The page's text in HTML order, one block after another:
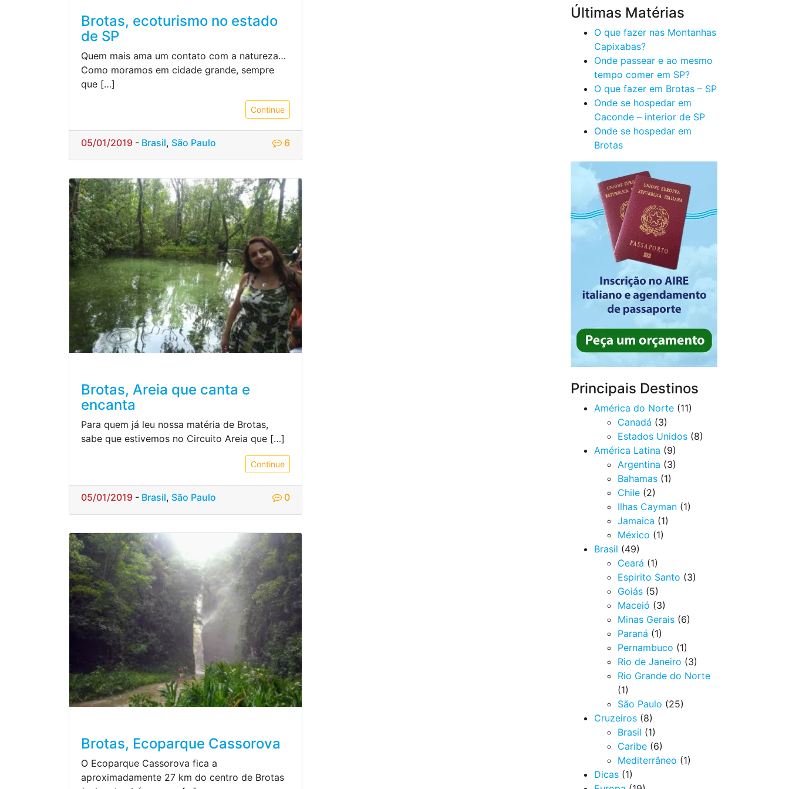
Brotas, ecoturismo no estado
de SP
Quem mais ama um contato com a natureza…
Como moramos em cidade grande, sempre
que […]
Continue
05/01/2019 - Brasil, São Paulo 6
Brotas, Areia que canta e
encanta
Para quem já leu nossa matéria de Brotas,
sabe que estivemos no Circuito Areia que […]
Continue
05/01/2019 - Brasil, São Paulo 0
Brotas, Ecoparque Cassorova
O Ecoparque Cassorova fica a
aproximadamente 27 km do centro de Brotas
Últimas Matérias
O que fazer nas Montanhas
Capixabas?
Onde passear e ao mesmo
tempo comer em SP?
O que fazer em Brotas – SP
Onde se hospedar em
Caconde – interior de SP
Onde se hospedar em
Brotas
Principais Destinos
América do Norte (11)
Canadá (3)
Estados Unidos (8)
América Latina (9)
Argentina (3)
Bahamas (1)
Chile (2)
Ilhas Cayman (1)
Jamaica (1)
México (1)
Brasil (49)
Ceará (1)
Espirito Santo (3)
Goiás (5)
Maceió (3)
Minas Gerais (6)
Paraná (1)
Pernambuco (1)
Rio de Janeiro (3)
Rio Grande do Norte
(1)
São Paulo (25)
Cruzeiros (8)
Brasil (1)
Caribe (6)
Mediterrâneo (1)
Dicas (1)